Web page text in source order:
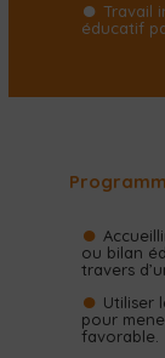
Travail
éducatif
ou bilan
travers
Utiliser
pour
favorable.